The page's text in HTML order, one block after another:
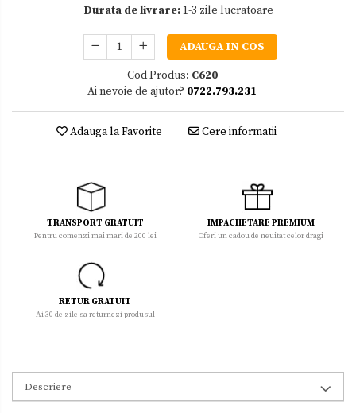
Durata de livrare:1-3 zile lucratoare
ADAUGA IN COS
Cod Produs: C620
Ai nevoie de ajutor? 0722.793.231
Adauga la Favorite Cere informatii
TRANSPORT GRATUIT
Pentru comenzi mai mari de 200 lei
IMPACHETARE PREMIUM
Oferi un cadou de neuitat celor dragi
RETUR GRATUIT
Ai 30 de zile sa returnezi produsul
Descriere